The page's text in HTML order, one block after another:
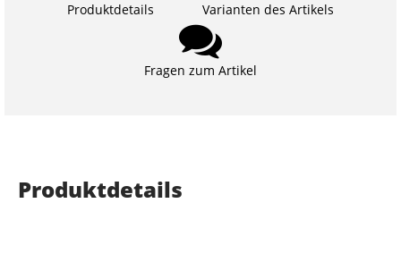
Produktdetails Varianten des Artikels
Fragen zum Artikel
Produktdetails